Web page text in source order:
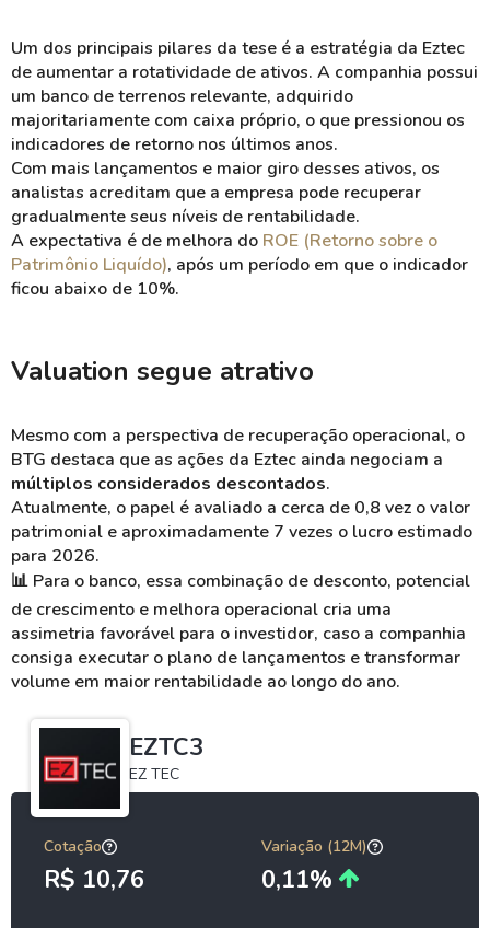
Um dos principais pilares da tese é a estratégia da Eztec
de aumentar a rotatividade de ativos. A companhia possui
um banco de terrenos relevante, adquirido
majoritariamente com caixa próprio, o que pressionou os
indicadores de retorno nos últimos anos.
Com mais lançamentos e maior giro desses ativos, os
analistas acreditam que a empresa pode recuperar
gradualmente seus níveis de rentabilidade.
A expectativa é de melhora do ROE (Retorno sobre o
Patrimônio Liquído), após um período em que o indicador
ficou abaixo de 10%.
Valuation segue atrativo
Mesmo com a perspectiva de recuperação operacional, o
BTG destaca que as ações da Eztec ainda negociam a
múltiplos considerados descontados.
Atualmente, o papel é avaliado a cerca de 0,8 vez o valor
patrimonial e aproximadamente 7 vezes o lucro estimado
para 2026.
📊 Para o banco, essa combinação de desconto, potencial
de crescimento e melhora operacional cria uma
assimetria favorável para o investidor, caso a companhia
consiga executar o plano de lançamentos e transformar
volume em maior rentabilidade ao longo do ano.
EZTC3
EZ TEC
Cotação
R$ 10,76
Variação (12M)
0,11%